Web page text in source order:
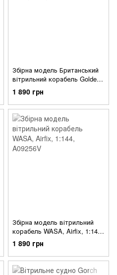
Збірна модель Британський
вітрильний корабель Golden
Hind, Airfix, 1:72, A09258V
1 890 грн
Збірна модель вітрильний
корабель WASA, Airfix, 1:144,
A09256V
1 890 грн